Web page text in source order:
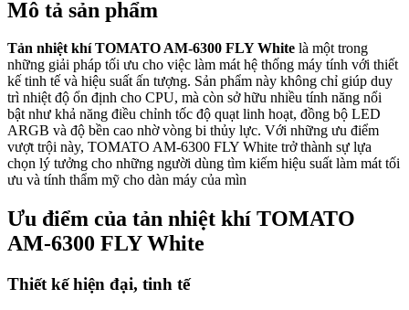
Mô tả sản phẩm
Tản nhiệt khí TOMATO AM-6300 FLY White là một trong
những giải pháp tối ưu cho việc làm mát hệ thống máy tính với thiết
kế tinh tế và hiệu suất ấn tượng. Sản phẩm này không chỉ giúp duy
trì nhiệt độ ổn định cho CPU, mà còn sở hữu nhiều tính năng nổi
bật như khả năng điều chỉnh tốc độ quạt linh hoạt, đồng bộ LED
ARGB và độ bền cao nhờ vòng bi thủy lực. Với những ưu điểm
vượt trội này, TOMATO AM-6300 FLY White trở thành sự lựa
chọn lý tưởng cho những người dùng tìm kiếm hiệu suất làm mát tối
ưu và tính thẩm mỹ cho dàn máy của mìn
Ưu điểm của tản nhiệt khí TOMATO
AM-6300 FLY White
Thiết kế hiện đại, tinh tế